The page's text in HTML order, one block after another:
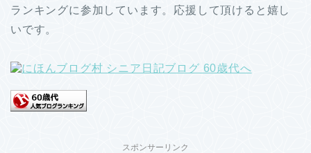
ランキングに参加しています。応援して頂けると嬉し
いです。
スポンサーリンク